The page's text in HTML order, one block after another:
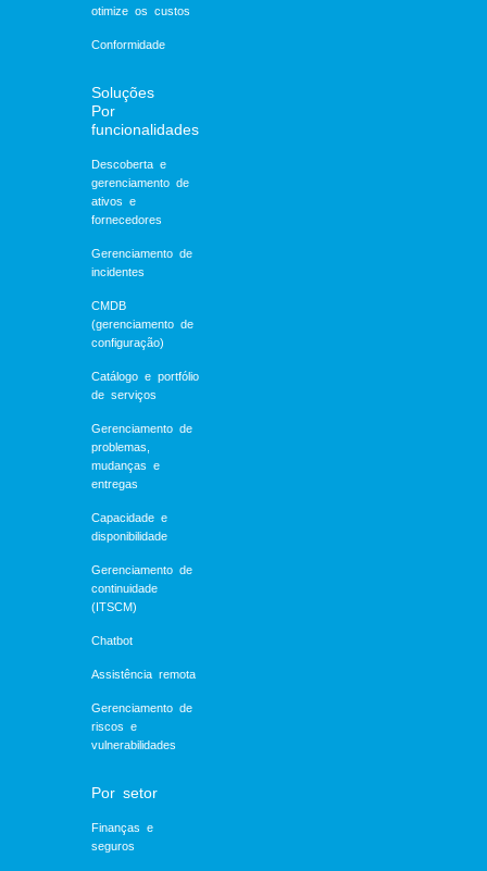
otimize os custos
Conformidade
Soluções
Por
funcionalidades
Descoberta e
gerenciamento de
ativos e
fornecedores
Gerenciamento de
incidentes
CMDB
(gerenciamento de
configuração)
Catálogo e portfólio
de serviços
Gerenciamento de
problemas,
mudanças e
entregas
Capacidade e
disponibilidade
Gerenciamento de
continuidade
(ITSCM)
Chatbot
Assistência remota
Gerenciamento de
riscos e
vulnerabilidades
Por setor
Finanças e
seguros